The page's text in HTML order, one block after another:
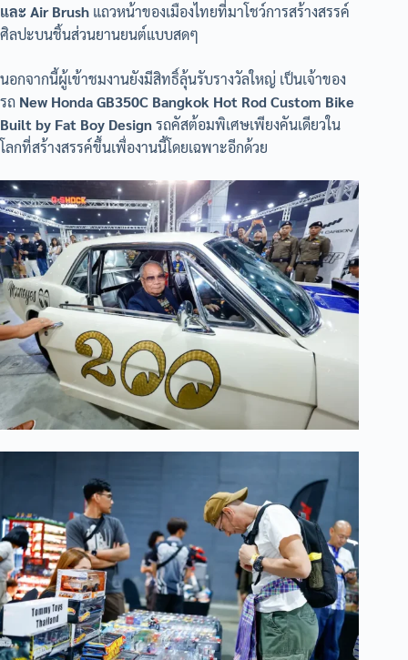
และ Air Brush แถวหน้าของเมืองไทยที่มาโชว์การสร้างสรรค์
ศิลปะบนชิ้นส่วนยานยนต์แบบสดๆ
นอกจากนี้ผู้เข้าชมงานยังมีสิทธิ์ลุ้นรับรางวัลใหญ่ เป็นเจ้าของ
รถ New Honda GB350C Bangkok Hot Rod Custom Bike
Built by Fat Boy Designรถคัสต้อมพิเศษเพียงคันเดียวใน
โลกที่สร้างสรรค์ขึ้นเพื่องานนี้โดยเฉพาะอีกด้วย